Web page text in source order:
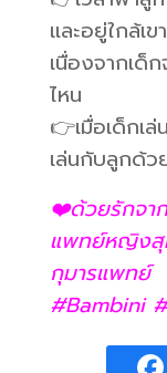
และอยู่ใกล้เ
เนื่องจากเด็
ไหน
👉เมื่อเด็กเ
เล่นกับลูกด้ว
❤️ด้วยรักจา
แพทย์หญิงสุ
กุมารแพทย์
#Bambini